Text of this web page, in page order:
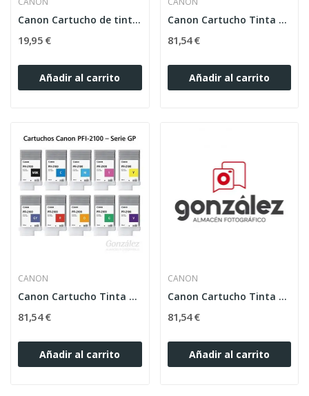
Canon Cartucho de tinta CLI-65C Tinta Cián
19,95 €
Añadir al carrito
Canon Cartucho Tinta PFI-2100 G 160ml.
81,54 €
Añadir al carrito
CANON
Canon Cartucho Tinta PFI-2100 O 160ml.
81,54 €
Añadir al carrito
CANON
Canon Cartucho Tinta PFI-2100 R 160ml.
81,54 €
Añadir al carrito